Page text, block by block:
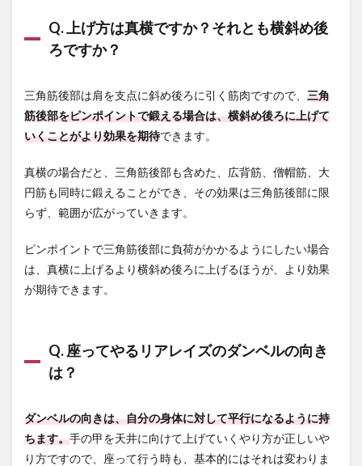
Q. 上げ方は真横ですか？それとも横斜め後
ろですか？
三角筋後部は肩を支点に斜め後ろに引く筋肉ですので、 三角
筋後部をピンポイントで鍛える場合は、横斜め後ろに上げて
いくことがより効果を期待できます。
真横の場合だと、三角筋後部も含めた、広背筋、僧帽筋、大
円筋も同時に鍛えることができ、その効果は三角筋後部に限
らず、範囲が広がっていきます。
ピンポイントで三角筋後部に負荷がかかるようにしたい場合
は、真横に上げるより横斜め後ろに上げるほうが、より効果
が期待できます。
Q. 座ってやるリアレイズのダンベルの向き
は？
ダンベルの向きは、自分の身体に対して平行になるように持
ちます。手の甲を天井に向けて上げていくやり方が正しいや
り方ですので、座って行う時も、基本的にはそれは変わりま